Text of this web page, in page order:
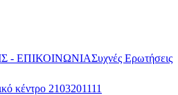
- ΕΠΙΚΟΙΝΩΝΙΑΣυχνές Ερωτήσεις
κέντρο 2103201111